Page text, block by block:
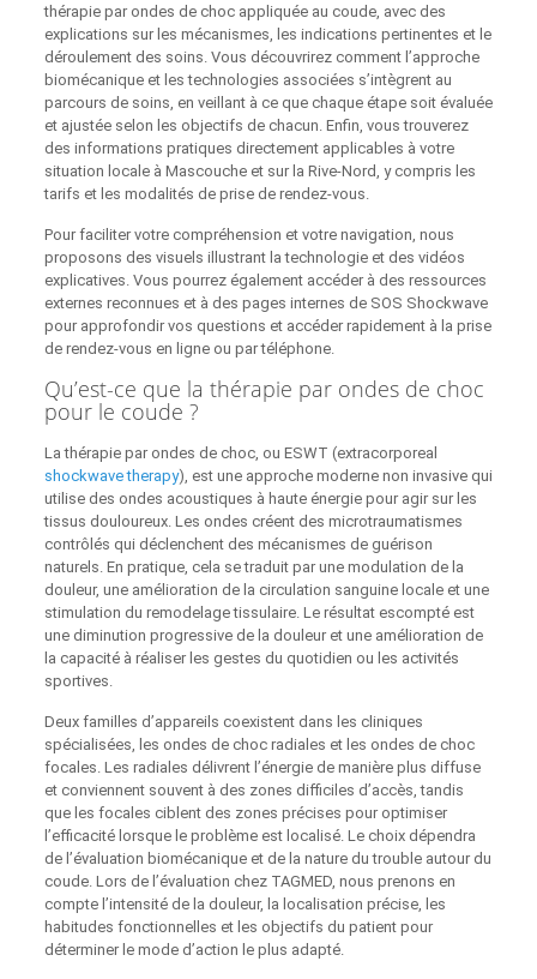
thérapie par ondes de choc appliquée au coude, avec des
explications sur les mécanismes, les indications pertinentes et le
déroulement des soins. Vous découvrirez comment l’approche
biomécanique et les technologies associées s’intègrent au
parcours de soins, en veillant à ce que chaque étape soit évaluée
et ajustée selon les objectifs de chacun. Enfin, vous trouverez
des informations pratiques directement applicables à votre
situation locale à Mascouche et sur la Rive-Nord, y compris les
tarifs et les modalités de prise de rendez-vous.
Pour faciliter votre compréhension et votre navigation, nous
proposons des visuels illustrant la technologie et des vidéos
explicatives. Vous pourrez également accéder à des ressources
externes reconnues et à des pages internes de SOS Shockwave
pour approfondir vos questions et accéder rapidement à la prise
de rendez-vous en ligne ou par téléphone.
Qu’est-ce que la thérapie par ondes de choc
pour le coude ?
La thérapie par ondes de choc, ou ESWT (extracorporeal
shockwave therapy), est une approche moderne non invasive qui
utilise des ondes acoustiques à haute énergie pour agir sur les
tissus douloureux. Les ondes créent des microtraumatismes
contrôlés qui déclenchent des mécanismes de guérison
naturels. En pratique, cela se traduit par une modulation de la
douleur, une amélioration de la circulation sanguine locale et une
stimulation du remodelage tissulaire. Le résultat escompté est
une diminution progressive de la douleur et une amélioration de
la capacité à réaliser les gestes du quotidien ou les activités
sportives.
Deux familles d’appareils coexistent dans les cliniques
spécialisées, les ondes de choc radiales et les ondes de choc
focales. Les radiales délivrent l’énergie de manière plus diffuse
et conviennent souvent à des zones difficiles d’accès, tandis
que les focales ciblent des zones précises pour optimiser
l’efficacité lorsque le problème est localisé. Le choix dépendra
de l’évaluation biomécanique et de la nature du trouble autour du
coude. Lors de l’évaluation chez TAGMED, nous prenons en
compte l’intensité de la douleur, la localisation précise, les
habitudes fonctionnelles et les objectifs du patient pour
déterminer le mode d’action le plus adapté.